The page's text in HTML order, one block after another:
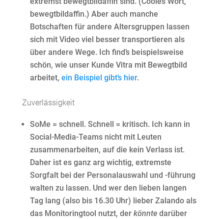
bewegtbildaffin.) Aber auch manche
Botschaften für andere Altersgruppen lassen
sich mit Video viel besser transportieren als
über andere Wege. Ich find’s beispielsweise
schön, wie unser Kunde Vitra mit Bewegtbild
arbeitet, ein Beispiel gibt’s hier.
Zuverlässigkeit
SoMe = schnell. Schnell = kritisch. Ich kann in
Social-Media-Teams nicht mit Leuten
zusammenarbeiten, auf die kein Verlass ist.
Daher ist es ganz arg wichtig, extremste
Sorgfalt bei der Personalauswahl und -führung
walten zu lassen. Und wer den lieben langen
Tag lang (also bis 16.30 Uhr) lieber Zalando als
das Monitoringtool nutzt, der könntedarüber